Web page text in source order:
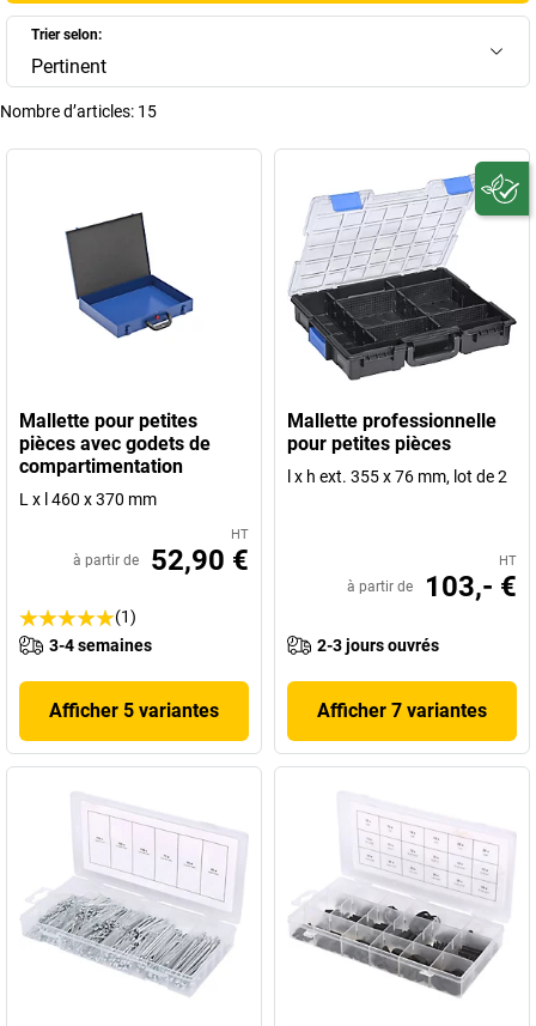
Trier selon:
Pertinent
Nombre d’articles: 15
Mallette pour petites
pièces avec godets de
compartimentation
L x l 460 x 370 mm
HT
à partir de 52,90 €
(1)
3-4 semaines
Afficher 5 variantes
Mallette professionnelle
pour petites pièces
l x h ext. 355 x 76 mm, lot de 2
HT
à partir de 103,- €
2-3 jours ouvrés
Afficher 7 variantes